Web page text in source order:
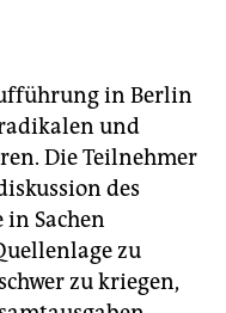
in Berlin
und
Die Teilnehmer
des
in Sachen
zu
zu kriegen,